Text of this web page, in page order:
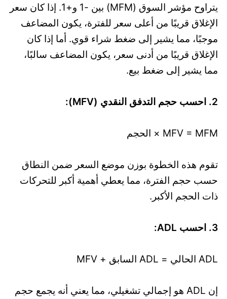
يتراوح مؤشر السوق (MFM) بين -1 و+1. إذا كان سعر
الإغلاق قريبًا من أعلى سعر للفترة، يكون المضاعف
موجبًا، مما يشير إلى ضغط شراء قوي. أما إذا كان
الإغلاق قريبًا من أدنى سعر، يكون المضاعف سالبًا،
مما يشير إلى ضغط بيع.
2. احسب حجم التدفق النقدي (MFV):
MFV = MFM × الحجم
تقوم هذه الخطوة بوزن موضع السعر ضمن النطاق
حسب حجم الفترة، مما يعطي أهمية أكبر للتحركات
ذات الحجم الأكبر.
3. احسب ADL:
ADL الحالي = ADL السابق + MFV
إن ADL هو إجمالي تشغيلي، مما يعني أنه يجمع حجم